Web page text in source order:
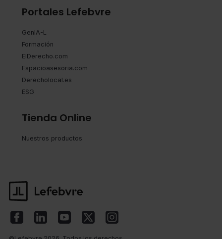
Portales Lefebvre
GenIA-L
Formación
ElDerecho.com
Espacioasesoria.com
Derecholocal.es
ESG
Tienda Online
Nuestros productos